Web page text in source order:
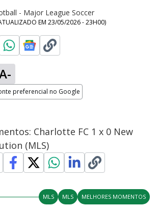
- Major League Soccer
EM 23/05/2026 - 23H00)
preferencial no Google
Charlotte FC 1 x 0 New
(MLS)
MLS MLS MELHORES MOMENTOS